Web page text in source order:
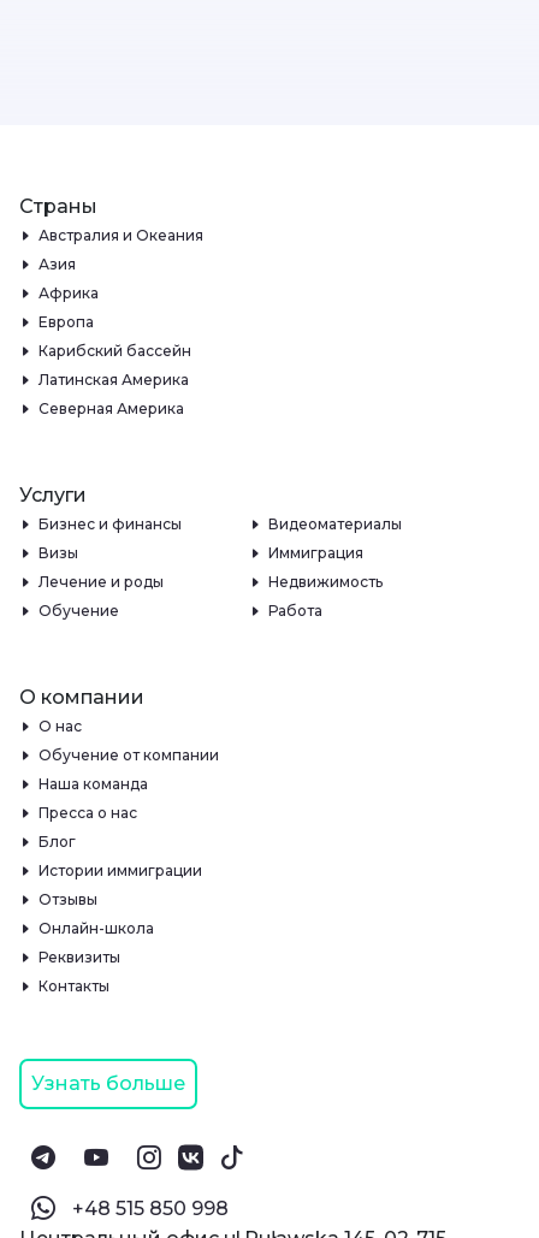
Страны
Австралия и Океания
Азия
Африка
Европа
Карибский бассейн
Латинская Америка
Северная Америка
Услуги
Бизнес и финансы
Видеоматериалы
Визы
Иммиграция
Лечение и роды
Недвижимость
Обучение
Работа
О компании
О нас
Обучение от компании
Наша команда
Пресса о нас
Блог
Истории иммиграции
Отзывы
Онлайн-школа
Реквизиты
Контакты
Узнать больше
‪+48 515 850 998‬